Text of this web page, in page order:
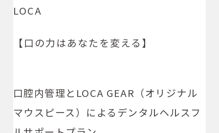
LOCA
【口の力はあなたを変える 】
口腔内管理とLOCA GEAR（オリジナル
マウスピース）によるデンタルヘルスフ